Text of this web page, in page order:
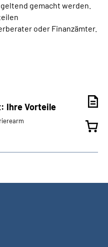
gemacht werden.
oder Finanzämter.
Ihre Vorteile